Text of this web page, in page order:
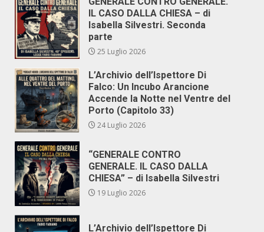
IL CASO DALLA CHIESA – di
Isabella Silvestri. Seconda
parte
25 Luglio 2026
L’Archivio dell’Ispettore Di
Falco: Un Incubo Arancione
Accende la Notte nel Ventre del
Porto (Capitolo 33)
24 Luglio 2026
“GENERALE CONTRO
GENERALE. IL CASO DALLA
CHIESA” – di Isabella Silvestri
19 Luglio 2026
L’Archivio dell’Ispettore Di